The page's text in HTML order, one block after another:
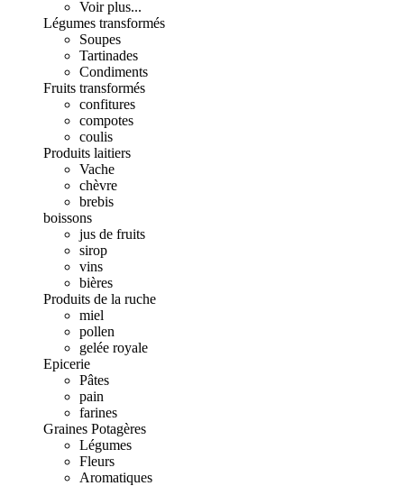
Voir plus...
Légumes transformés
Soupes
Tartinades
Condiments
Fruits transformés
confitures
compotes
coulis
Produits laitiers
Vache
chèvre
brebis
boissons
jus de fruits
sirop
vins
bières
Produits de la ruche
miel
pollen
gelée royale
Epicerie
Pâtes
pain
farines
Graines Potagères
Légumes
Fleurs
Aromatiques